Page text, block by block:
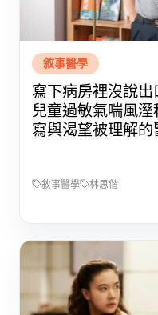
敘事醫學
寫下病房裡沒說
兒童過敏氣喘風
寫與渴望被理解的
敘事醫學 林思偕